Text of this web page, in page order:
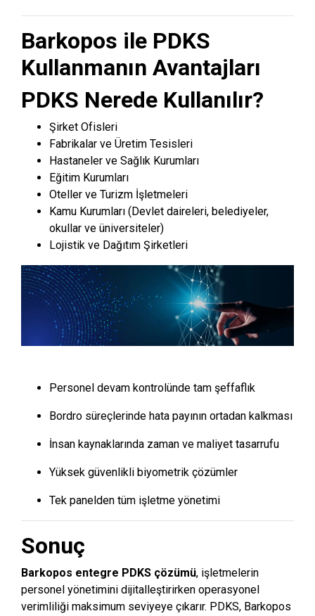
Barkopos ile PDKS
Kullanmanın Avantajları
PDKS Nerede Kullanılır?
Şirket Ofisleri
Fabrikalar ve Üretim Tesisleri
Hastaneler ve Sağlık Kurumları
Eğitim Kurumları
Oteller ve Turizm İşletmeleri
Kamu Kurumları (Devlet daireleri, belediyeler,
okullar ve üniversiteler)
Lojistik ve Dağıtım Şirketleri
Personel devam kontrolünde tam şeffaflık
Bordro süreçlerinde hata payının ortadan kalkması
İnsan kaynaklarında zaman ve maliyet tasarrufu
Yüksek güvenlikli biyometrik çözümler
Tek panelden tüm işletme yönetimi
Sonuç
Barkopos entegre PDKS çözümü, işletmelerin
personel yönetimini dijitalleştirirken operasyonel
verimliliği maksimum seviyeye çıkarır. PDKS, Barkopos